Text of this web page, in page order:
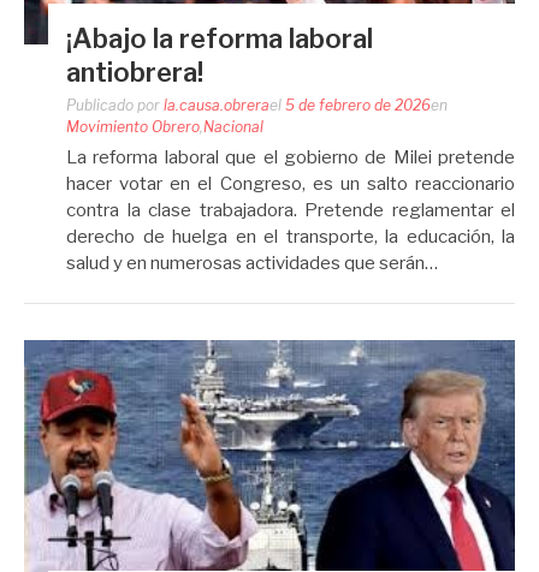
¡Abajo la reforma laboral
antiobrera!
Publicado por la.causa.obrerael 5 de febrero de 2026en
Movimiento Obrero Nacional
La reforma laboral que el gobierno de Milei pretende
hacer votar en el Congreso, es un salto reaccionario
contra la clase trabajadora. Pretende reglamentar el
derecho de huelga en el transporte, la educación, la
salud y en numerosas actividades que serán…